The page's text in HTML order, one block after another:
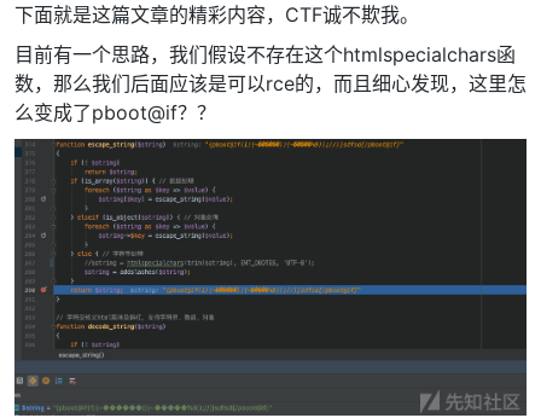
下面就是这篇文章的精彩内容，CTF诚不欺我。
目前有一个思路，我们假设不存在这个htmlspecialchars函
数，那么我们后面应该是可以rce的，而且细心发现，这里怎
么变成了pboot@if？？